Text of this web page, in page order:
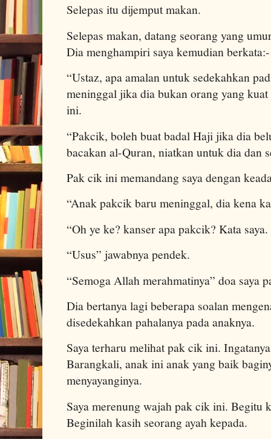
Selepas itu dijemput makan.
Selepas makan, datang seorang yang
Dia menghampiri saya kemudian berkata:-
“Ustaz, apa amalan untuk sedekahkan
meninggal jika dia bukan orang yang
ini.
“Pakcik, boleh buat badal Haji jika dia
bacakan al-Quran, niatkan untuk dia dan
Pak cik ini memandang saya dengan
“Anak pakcik baru meninggal, dia kena
“Oh ye ke? kanser apa pakcik? Kata saya.
“Usus” jawabnya pendek.
“Semoga Allah merahmatinya” doa saya
Dia bertanya lagi beberapa soalan
disedekahkan pahalanya pada anaknya.
Saya terharu melihat pak cik ini.
Barangkali, anak ini anak yang baik
menyayanginya.
Saya merenung wajah pak cik ini. Begitu
Beginilah kasih seorang ayah kepada.